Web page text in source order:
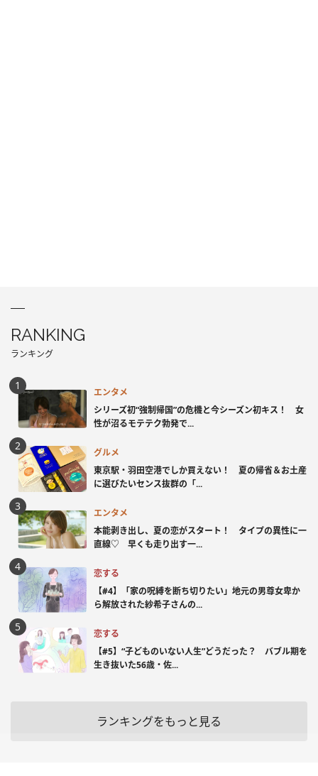
RANKING
ランキング
エンタメ
シリーズ初“強制帰国”の危機と今シーズン初キス！ 女
性が沼るモテテク勃発で...
グルメ
東京駅・羽田空港でしか買えない！ 夏の帰省＆お土産
に選びたいセンス抜群の「...
エンタメ
本能剥き出し、夏の恋がスタート！ タイプの異性に一
直線♡ 早くも走り出す一...
恋する
【#4】「家の呪縛を断ち切りたい」地元の男尊女卑か
ら解放された紗希子さんの...
恋する
【#5】“子どものいない人生”どうだった？ バブル期を
生き抜いた56歳・佐...
ランキングをもっと見る